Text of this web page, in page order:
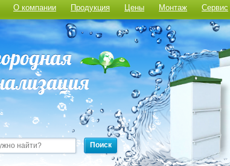
О компании Продукция Цены Монтаж Сервис
Поиск